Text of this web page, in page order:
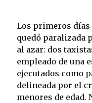
Los primeros días
quedó paralizada
al azar: dos
empleado de una
ejecutados como
delineada por el
menores de edad.